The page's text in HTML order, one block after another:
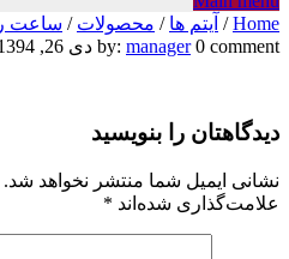
Home
/ آیتم ها / محصولات / ساعت
5545
by: manager 0 comment دی 26, 1394
دیدگاهتان را بنویسید
نشانی ایمیل شما منتشر نخواهد شد.
علامت‌گذاری شده‌اند *